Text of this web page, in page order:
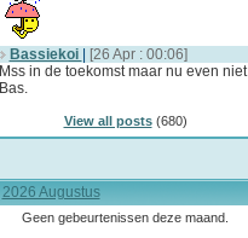
Bassiekoi
[26 Apr : 00:06]
Mss in de toekomst maar nu even niet
Bas.
View all posts(680)
2026 Augustus
Geen gebeurtenissen deze maand.